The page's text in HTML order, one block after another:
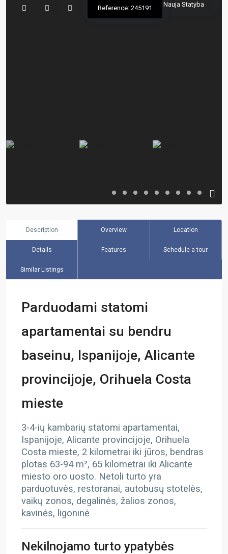
Nauja Statyba
Reference: 245191
Description Overview Location
Details Features Schedule a tour
Similar Listings
Parduodami statomi
apartamentai su bendru
baseinu, Ispanijoje, Alicante
provincijoje, Orihuela Costa
mieste
3-4-ių kambarių statomi apartamentai,
Ispanijoje, Alicante provincijoje, Orihuela
Costa mieste, 2 kilometrai iki jūros, bendras
plotas 63-94 m², 65 kilometrai iki Alicante
miesto oro uosto. Netoli turto yra
parduotuvės, restoranai, autobusų stotelės,
vaikų zonos, degalinės, žalios zonos,
kavinės, ligoninė
Nekilnojamo turto ypatybės